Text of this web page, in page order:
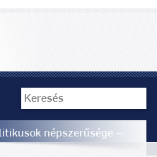
népszerűsége –